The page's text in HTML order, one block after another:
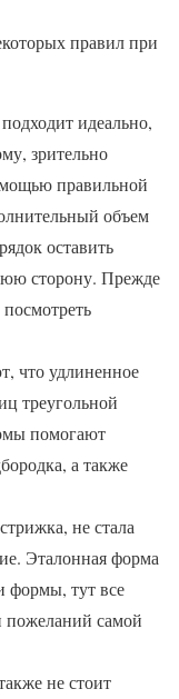
правил при
идеально,
зрительно
правильной
объем
оставить
сторону. Прежде
что удлиненное
треугольной
помогают
а также
не стала
Эталонная форма
формы, тут все
пожеланий самой
не стоит